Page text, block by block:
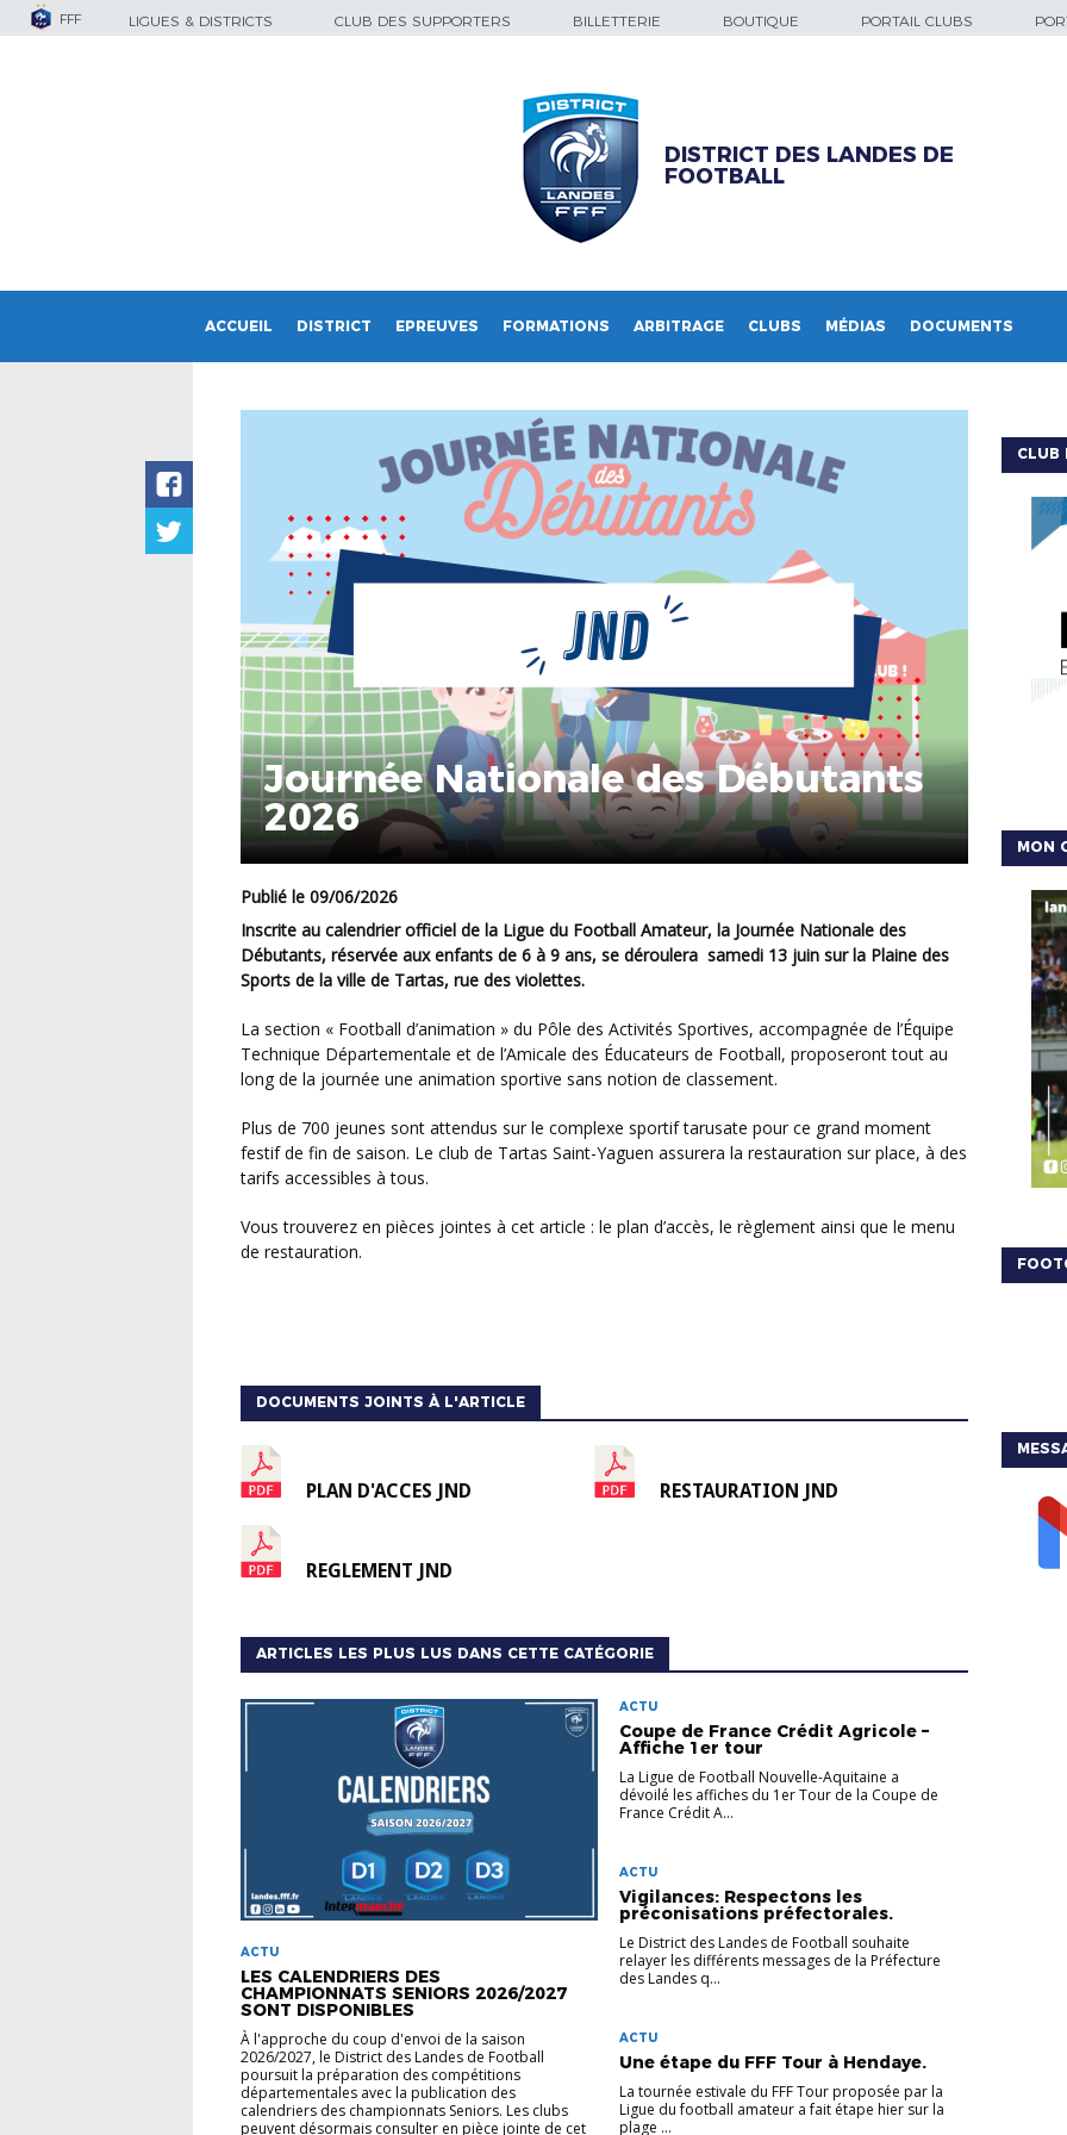
FFF LIGUES & DISTRICTS CLUB DES SUPPORTERS BILLETTERIE BOUTIQUE PORTAIL CLUBS
DISTRICT DES LANDES DE
FOOTBALL
ACCUEIL DISTRICT EPREUVES FORMATIONS ARBITRAGE CLUBS MÉDIAS DOCUMENTS
Journée Nationale des Débutants
2026
Publié le 09/06/2026
Inscrite au calendrier officiel de la Ligue du Football Amateur, la Journée Nationale des
Débutants, réservée aux enfants de 6 à 9 ans, se déroulera samedi 13 juin sur la Plaine des
Sports de la ville de Tartas, rue des violettes.
La section « Football d’animation » du Pôle des Activités Sportives, accompagnée de l’Équipe
Technique Départementale et de l’Amicale des Éducateurs de Football, proposeront tout au
long de la journée une animation sportive sans notion de classement.
Plus de 700 jeunes sont attendus sur le complexe sportif tarusate pour ce grand moment
festif de fin de saison. Le club de Tartas Saint-Yaguen assurera la restauration sur place, à des
tarifs accessibles à tous.
Vous trouverez en pièces jointes à cet article : le plan d’accès, le règlement ainsi que le menu
de restauration.
DOCUMENTS JOINTS À L'ARTICLE
PLAN D'ACCES JND RESTAURATION JND
REGLEMENT JND
ARTICLES LES PLUS LUS DANS CETTE CATÉGORIE
ACTU
LES CALENDRIERS DES
CHAMPIONNATS SENIORS 2026/2027
SONT DISPONIBLES
À l'approche du coup d'envoi de la saison
2026/2027, le District des Landes de Football
poursuit la préparation des compétitions
départementales avec la publication des
calendriers des championnats Seniors. Les clubs
peuvent désormais consulter en pièce jointe de cet
ACTU
Coupe de France Crédit Agricole –
Affiche 1er tour
La Ligue de Football Nouvelle-Aquitaine a
dévoilé les affiches du 1er Tour de la Coupe de
France Crédit A...
ACTU
Vigilances: Respectons les
préconisations préfectorales.
Le District des Landes de Football souhaite
relayer les différents messages de la Préfecture
des Landes q...
ACTU
Une étape du FFF Tour à Hendaye.
La tournée estivale du FFF Tour proposée par la
Ligue du football amateur a fait étape hier sur la
plage ...
CLUB
MON